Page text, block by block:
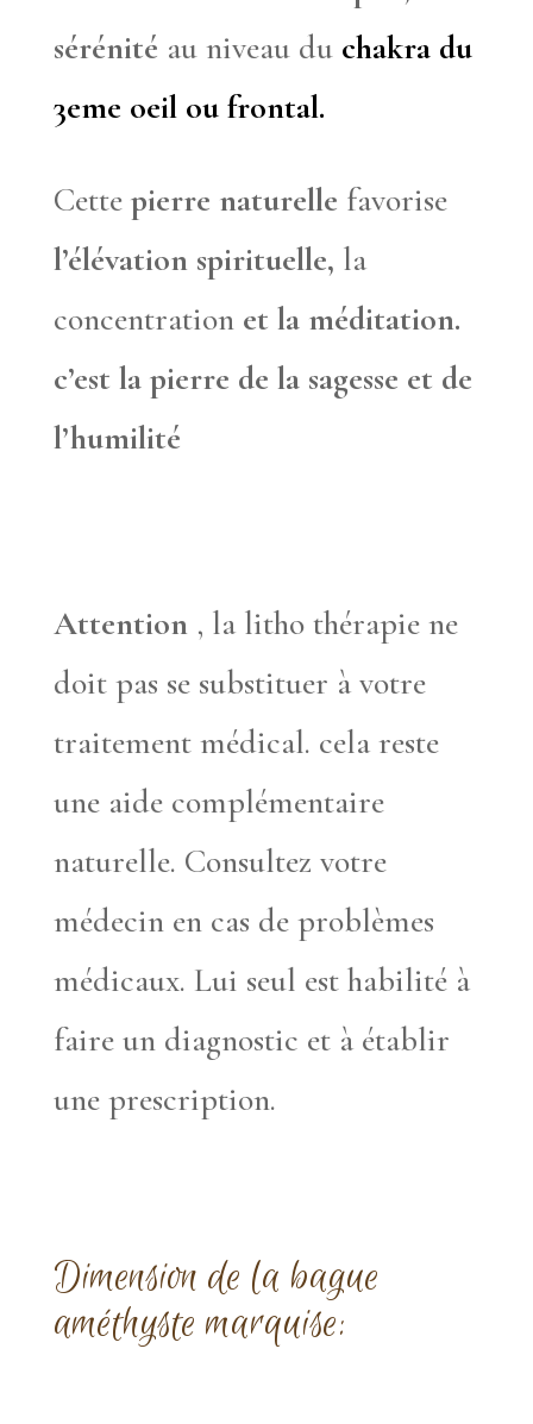
sérénité au niveau duchakra du
3eme oeil ou frontal.
Cette pierre naturelle favorise
l’élévation spirituelle, la
concentration et la méditation.
c’est la pierre de la sagesse et de
l’humilité
Attention, la litho thérapie ne
doit pas se substituer à votre
traitement médical. cela reste
une aide complémentaire
naturelle. Consultez votre
médecin en cas de problèmes
médicaux. Lui seul est habilité à
faire un diagnostic et à établir
une prescription.
Dimension de la bague
améthyste marquise: